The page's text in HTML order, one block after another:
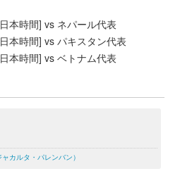
時間] vs ネパール代表
時間] vs パキスタン代表
時間] vs ベトナム代表
カルタ・パレンバン）